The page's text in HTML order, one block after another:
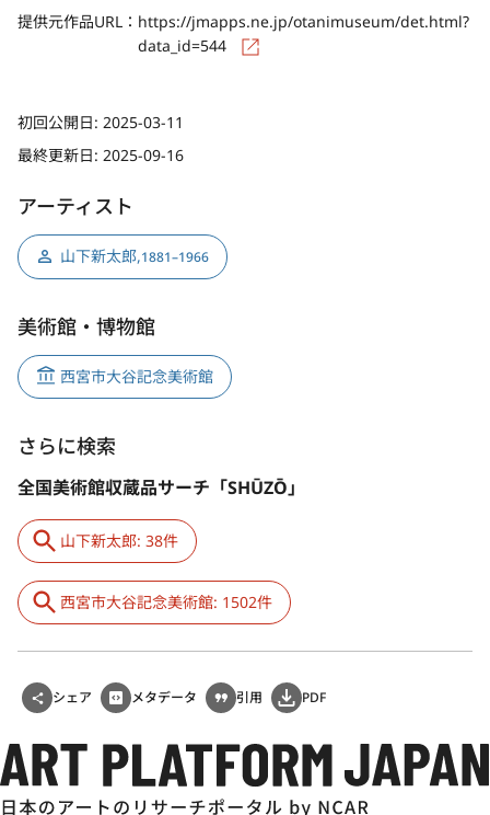
提供元作品URL： https://jmapps.ne.jp/otanimuseum/det.html?
data_id=544
初回公開日: 2025-03-11
最終更新日: 2025-09-16
アーティスト
山下新太郎,1881–1966
美術館・博物館
西宮市大谷記念美術館
さらに検索
全国美術館収蔵品サーチ「SHŪZŌ」
山下新太郎: 38件
西宮市大谷記念美術館: 1502件
シェア メタデータ 引用 PDF